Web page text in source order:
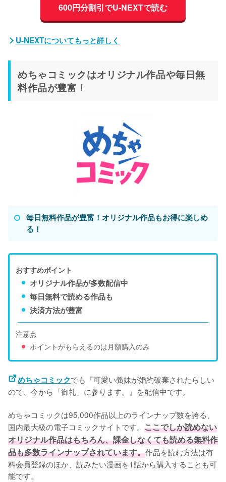
600円分割引でU-NEXTで読む
U-NEXTについてもっと詳しく
めちゃコミックはオリジナル作品や毎日無
料作品が豊富！
毎日無料作品が豊富！オリジナル作品もお得に楽しめ
る！
おすすめポイント
オリジナル作品が多数配信中
毎日無料で読める作品も
決済方法が豊富
注意点
ポイントがもらえるのは月額購入のみ
めちゃコミックでも『可愛い義妹が婚約破棄されたらしい
ので、今から「御礼」に参ります。』を配信中です。
めちゃコミックは95,000作品以上のラインナップ数を誇る、
国内最大級の電子コミックサイトです。 ここでしか読めない
オリジナル作品はもちろん、課金しなくても読める無料作
品も多数ラインナップされています。作品を読む方法は有
料会員登録のほか、読みたい漫画を1話から購入することも可
能です。